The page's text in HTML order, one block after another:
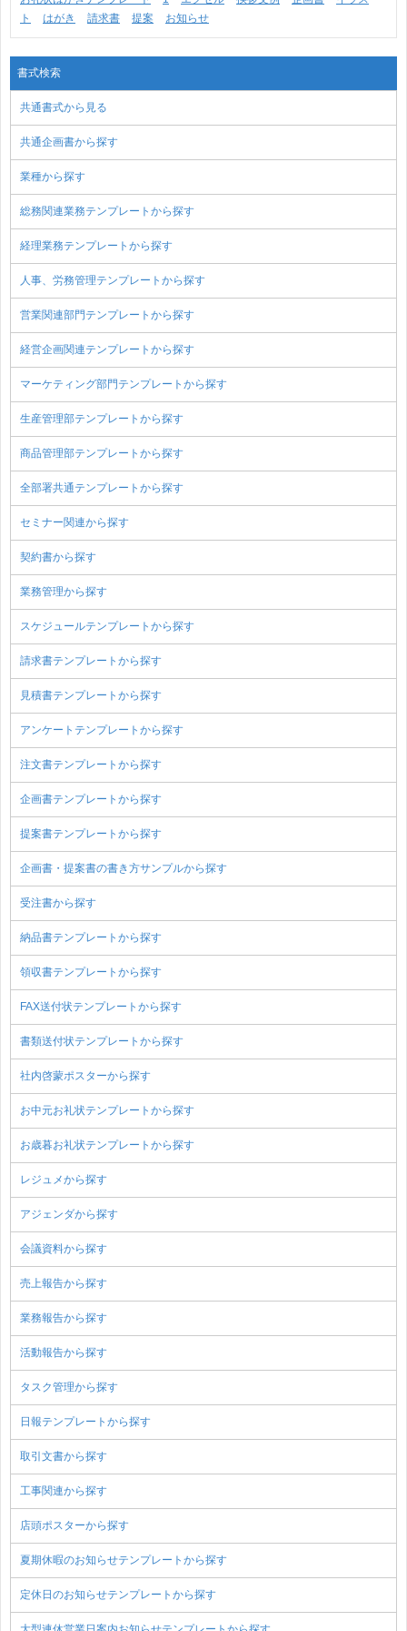
ト
はがき 請求書 提案 お知らせ
書式検索
共通書式から見る
共通企画書から探す
業種から探す
総務関連業務テンプレートから探す
経理業務テンプレートから探す
人事、労務管理テンプレートから探す
営業関連部門テンプレートから探す
経営企画関連テンプレートから探す
マーケティング部門テンプレートから探す
生産管理部テンプレートから探す
商品管理部テンプレートから探す
全部署共通テンプレートから探す
セミナー関連から探す
契約書から探す
業務管理から探す
スケジュールテンプレートから探す
請求書テンプレートから探す
見積書テンプレートから探す
アンケートテンプレートから探す
注文書テンプレートから探す
企画書テンプレートから探す
提案書テンプレートから探す
企画書・提案書の書き方サンプルから探す
受注書から探す
納品書テンプレートから探す
領収書テンプレートから探す
FAX送付状テンプレートから探す
書類送付状テンプレートから探す
社内啓蒙ポスターから探す
お中元お礼状テンプレートから探す
お歳暮お礼状テンプレートから探す
レジュメから探す
アジェンダから探す
会議資料から探す
売上報告から探す
業務報告から探す
活動報告から探す
タスク管理から探す
日報テンプレートから探す
取引文書から探す
工事関連から探す
店頭ポスターから探す
夏期休暇のお知らせテンプレートから探す
定休日のお知らせテンプレートから探す